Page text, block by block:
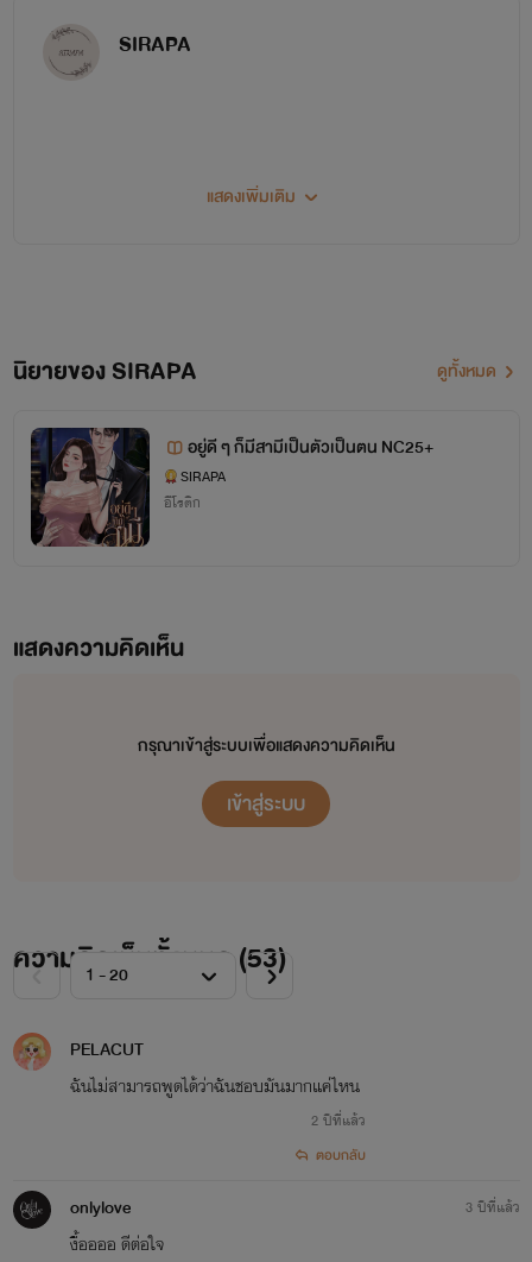
SIRAPA
~♥~＼(*＾▽＾*)／ H E L L O＼(*＾▽＾*)／~♥~
~♥~*.:｡ ✿*ﾟ‘ﾟ･✿.｡. *.:｡✿*ﾟ’ﾟ･✿.｡.*.:｡*~♥~
นิยายเซตแรก [ H.D. หล่อทะลุจอ ]
1. [H.D] อุบัติเหตุรักNC18+ ไกด์-โบว์ (จบแล้ว)
4. [H.D] สะดุดหัวใจนายพี่ว๊ากNC18+ เจมส์-แพรว (จบแล้ว)
~♥~*.:｡ ✿*ﾟ‘ﾟ･✿.｡. *.:｡✿*ﾟ’ﾟ･✿.｡.*.:｡*~♥~
***นิยายทุกเรื่องแต่งขึ้นจากจินตนาการของผู้เขียน ห้ามคัดลอก หรือดัดแปลงนะคะ***
แสดงเพิ่มเติม
นิยายของ SIRAPA ดูทั้งหมด
อยู่ดี ๆ ก็มีสามีเป็นตัวเป็นตน NC25+
SIRAPA
อีโรติก
แสดงความคิดเห็น
กรุณาเข้าสู่ระบบเพื่อแสดงความคิดเห็น
เข้าสู่ระบบ
ความคิดเห็นทั้งหมด (53)
PELACUT
ฉันไม่สามารถพูดได้ว่าฉันชอบมันมากแค่ไหน
2 ปีที่แล้ว
ตอบกลับ
onlylove
งื้ออออ ดีต่อใจ
3 ปีที่แล้ว